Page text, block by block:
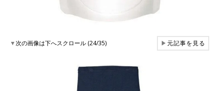
▼次の画像は下へスクロール (24/35) ▶元記事を見る